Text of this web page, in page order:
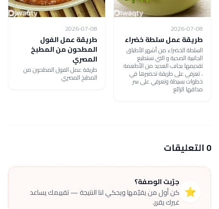
2026-07-08
طريقة عمل سلطة خضراء
السلطة الخضراء من أشهر الأطباق
الجانبية الصحية و التي نستطيع
تقديمها بجانب العديد من الأطعمة
، تعرفي على طريقة تحضيرها في
خطوات بسيطة وتعرفي على سر
مذاقها الرائع
2026-07-08
طريقة عمل الفول
المطحون من المطبخ
المصري
طريقة عمل الفول المطحون من
المطبخ المصري
0 التعليقات
⭐
جرّبت الوصفة؟
كن أول من يقيّمها ويحكي لنا النتيجة — تقييمك يساعد
غيرك يقرر.